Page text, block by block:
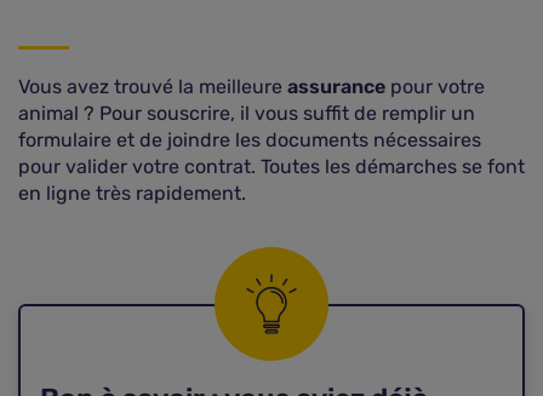
Vous avez trouvé la meilleure assurance pour votre
animal ? Pour souscrire, il vous suffit de remplir un
formulaire et de joindre les documents nécessaires
pour valider votre contrat. Toutes les démarches se font
en ligne très rapidement.